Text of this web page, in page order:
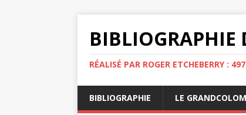
BIBLIOGRAPHIE
RÉALISÉ PAR ROGER ETCHEBERRY :
BIBLIOGRAPHIE LE